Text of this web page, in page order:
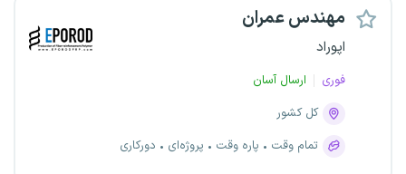
مهندس عمران
اپوراد
فوری
ارسال آسان
کل کشور
تمام وقت
پاره وقت پروژه‌ای دورکاری